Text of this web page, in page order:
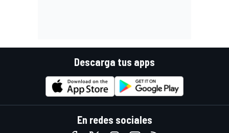
Descarga tus apps
En redes sociales